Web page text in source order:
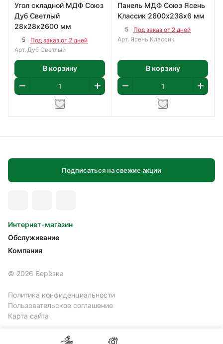
Угол складной МДФ Союз
Дуб Светлый
28х28х2600 мм
5
Под заказ от 2 дней
Арт. Дуб Светлый
В корзину
Панель МДФ Союз Ясень
Классик 2600х238х6 мм
5
Под заказ от 2 дней
Арт. Ясень Классик
В корзину
Подписаться на свежие акции
Интернет-магазин
Обслуживание
Компания
© 2026 Берёзка
Политика конфиденциальности
Пользовательское соглашение
Карта сайта